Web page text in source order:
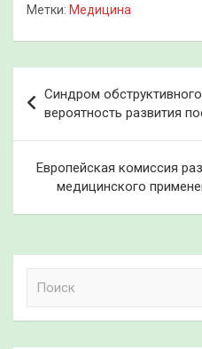
Метки: Медицина
по
записям
Синдром
вероятность развития
Европейская комиссия
медицинского